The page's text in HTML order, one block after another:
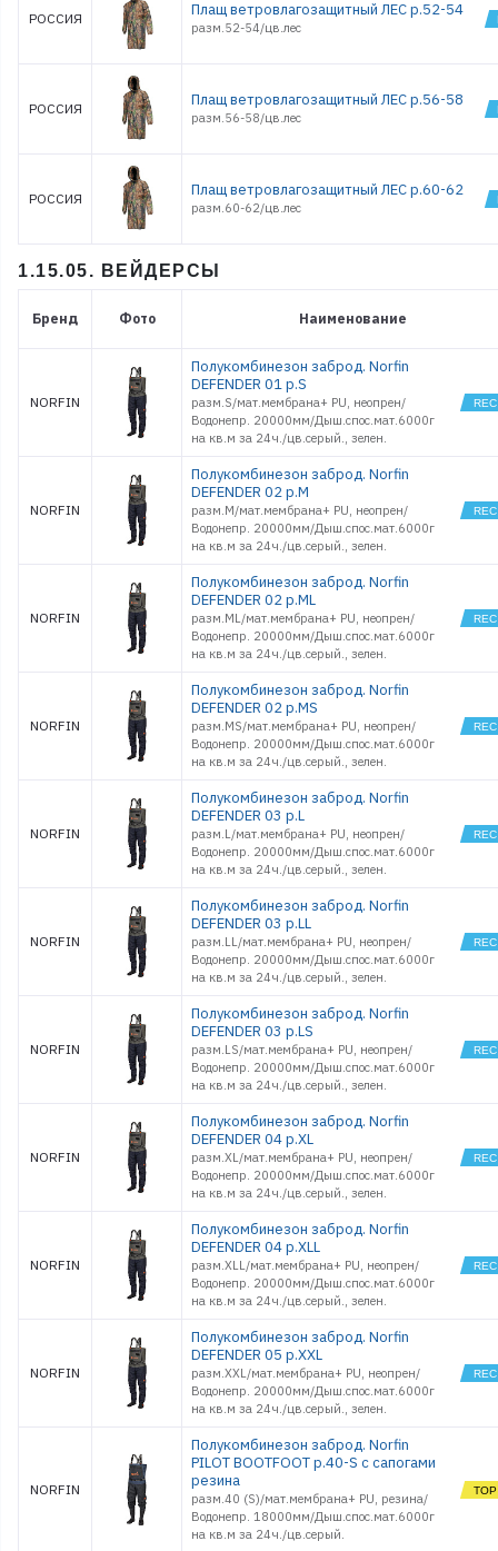
РОССИЯ Плащ ветровлагозащитный ЛЕС р.52-54
разм.52-54/цв.лес
РОССИЯ Плащ ветровлагозащитный ЛЕС р.56-58
разм.56-58/цв.лес
РОССИЯ Плащ ветровлагозащитный ЛЕС р.60-62
разм.60-62/цв.лес
1.15.05. ВЕЙДЕРСЫ
Бренд Фото Наименование
NORFIN
Полукомбинезон заброд. Norfin
DEFENDER 01 р.S
разм.S/мат.мембрана+ PU, неопрен/
Водонепр. 20000мм/Дыш.спос.мат.6000г
на кв.м за 24ч./цв.серый., зелен.
NORFIN
Полукомбинезон заброд. Norfin
DEFENDER 02 р.M
разм.M/мат.мембрана+ PU, неопрен/
Водонепр. 20000мм/Дыш.спос.мат.6000г
на кв.м за 24ч./цв.серый., зелен.
NORFIN
Полукомбинезон заброд. Norfin
DEFENDER 02 р.ML
разм.ML/мат.мембрана+ PU, неопрен/
Водонепр. 20000мм/Дыш.спос.мат.6000г
на кв.м за 24ч./цв.серый., зелен.
NORFIN
Полукомбинезон заброд. Norfin
DEFENDER 02 р.MS
разм.MS/мат.мембрана+ PU, неопрен/
Водонепр. 20000мм/Дыш.спос.мат.6000г
на кв.м за 24ч./цв.серый., зелен.
NORFIN
Полукомбинезон заброд. Norfin
DEFENDER 03 р.L
разм.L/мат.мембрана+ PU, неопрен/
Водонепр. 20000мм/Дыш.спос.мат.6000г
на кв.м за 24ч./цв.серый., зелен.
NORFIN
Полукомбинезон заброд. Norfin
DEFENDER 03 р.LL
разм.LL/мат.мембрана+ PU, неопрен/
Водонепр. 20000мм/Дыш.спос.мат.6000г
на кв.м за 24ч./цв.серый., зелен.
NORFIN
Полукомбинезон заброд. Norfin
DEFENDER 03 р.LS
разм.LS/мат.мембрана+ PU, неопрен/
Водонепр. 20000мм/Дыш.спос.мат.6000г
на кв.м за 24ч./цв.серый., зелен.
NORFIN
Полукомбинезон заброд. Norfin
DEFENDER 04 р.XL
разм.XL/мат.мембрана+ PU, неопрен/
Водонепр. 20000мм/Дыш.спос.мат.6000г
на кв.м за 24ч./цв.серый., зелен.
NORFIN
Полукомбинезон заброд. Norfin
DEFENDER 04 р.XLL
разм.XLL/мат.мембрана+ PU, неопрен/
Водонепр. 20000мм/Дыш.спос.мат.6000г
на кв.м за 24ч./цв.серый., зелен.
NORFIN
Полукомбинезон заброд. Norfin
DEFENDER 05 р.XXL
разм.XXL/мат.мембрана+ PU, неопрен/
Водонепр. 20000мм/Дыш.спос.мат.6000г
на кв.м за 24ч./цв.серый., зелен.
NORFIN
Полукомбинезон заброд. Norfin
PILOT BOOTFOOT р.40-S с сапогами
резина
разм.40 (S)/мат.мембрана+ PU, резина/
Водонепр. 18000мм/Дыш.спос.мат.6000г
на кв.м за 24ч./цв.серый.